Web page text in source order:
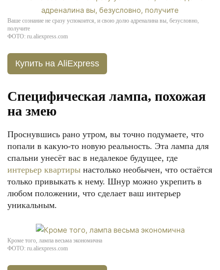
Ваше сознание не сразу успокоится, и свою долю адреналина вы, безусловно,
получите
ФОТО: ru.aliexpress.com
Купить на AliExpress
Специфическая лампа, похожая
на змею
Проснувшись рано утром, вы точно подумаете, что
попали в какую-то новую реальность. Эта лампа для
спальни унесёт вас в недалекое будущее, где
интерьер квартиры настолько необычен, что остаётся
только привыкать к нему. Шнур можно укрепить в
любом положении, что сделает ваш интерьер
уникальным.
Кроме того, лампа весьма экономична
ФОТО: ru.aliexpress.com